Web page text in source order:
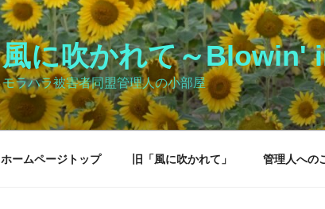
風に吹かれて～Blowin'
モラハラ被害者同盟管理人の小部屋
ホームページトップ 旧「風に吹かれて」 管理人への